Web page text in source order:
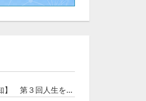
【イベント開催告知】 第３回人生を豊かにする「本の力」を学ぶ会